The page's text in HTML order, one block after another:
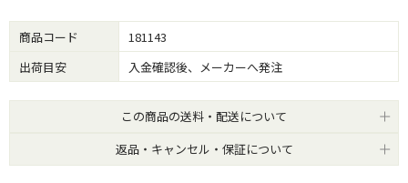
商品コード
181143
出荷目安
入金確認後、メーカーへ発注
この商品の送料・配送について
返品・キャンセル・保証について